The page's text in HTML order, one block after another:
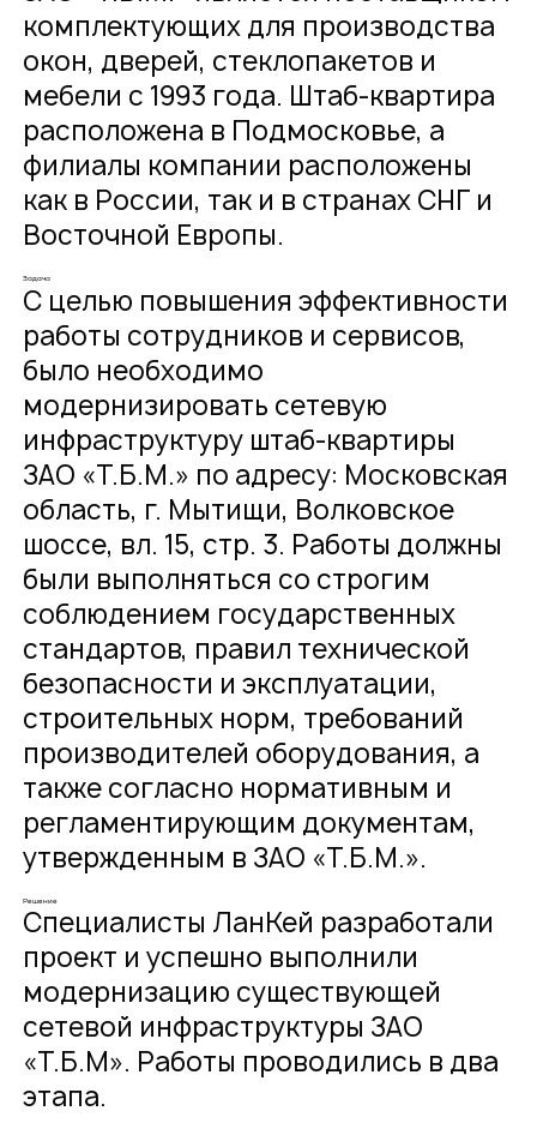
комплектующих для производства
окон, дверей, стеклопакетов и
мебели с 1993 года. Штаб-квартира
расположена в Подмосковье, а
филиалы компании расположены
как в России, так и в странах СНГ и
Восточной Европы.
Задача
С целью повышения эффективности
работы сотрудников и сервисов,
было необходимо
модернизировать сетевую
инфраструктуру штаб-квартиры
ЗАО «Т.Б.М.» по адресу: Московская
область, г. Мытищи, Волковское
шоссе, вл. 15, стр. 3. Работы должны
были выполняться со строгим
соблюдением государственных
стандартов, правил технической
безопасности и эксплуатации,
строительных норм, требований
производителей оборудования, а
также согласно нормативным и
регламентирующим документам,
утвержденным в ЗАО «Т.Б.М.».
Решение
Специалисты ЛанКей разработали
проект и успешно выполнили
модернизацию существующей
сетевой инфраструктуры ЗАО
«Т.Б.М». Работы проводились в два
этапа.